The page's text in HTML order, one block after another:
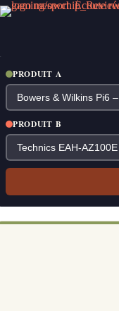
Passer
au
PRODUIT A
PRODUIT B